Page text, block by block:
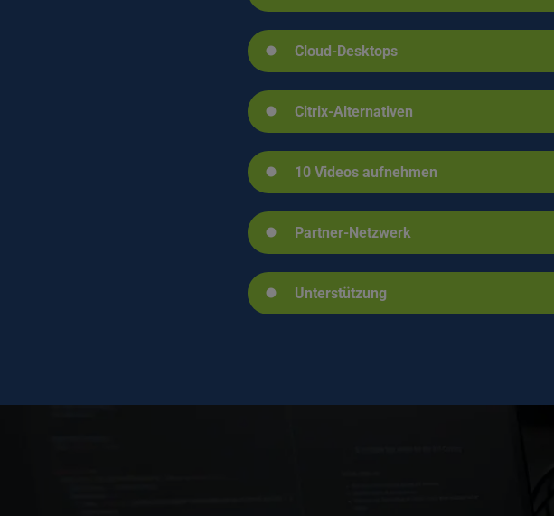
Cloud-Desktops
Citrix-Alternativen
10 Videos aufnehmen
Partner-Netzwerk
Unterstützung